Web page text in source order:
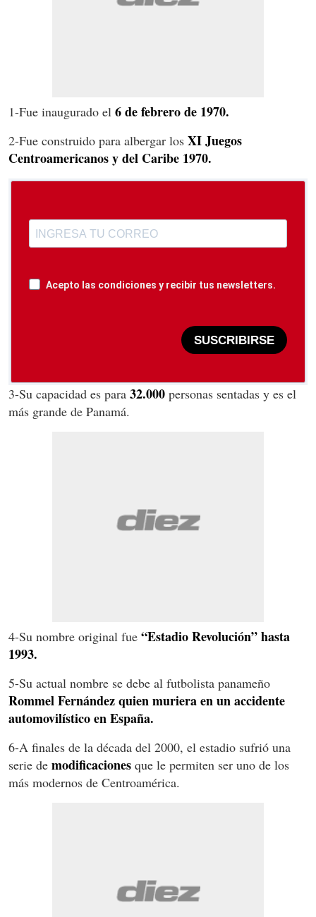
1-Fue inaugurado el 6 de febrero de 1970.
2-Fue construido para albergar los XI Juegos
Centroamericanos y del Caribe 1970.
Acepto las condiciones y recibir tus newsletters.
SUSCRIBIRSE
3-Su capacidad es para 32.000 personas sentadas y es el
más grande de Panamá.
4-Su nombre original fue “Estadio Revolución” hasta
1993.
5-Su actual nombre se debe al futbolista panameño
Rommel Fernández quien muriera en un accidente
automovilístico en España.
6-A finales de la década del 2000, el estadio sufrió una
serie de modificaciones que le permiten ser uno de los
más modernos de Centroamérica.